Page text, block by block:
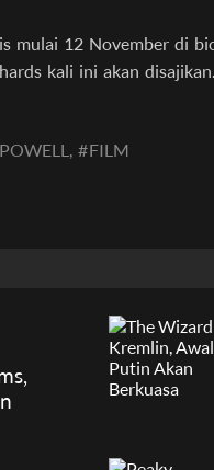
mulai 12 November di
kali ini akan disajikan.
#FILM